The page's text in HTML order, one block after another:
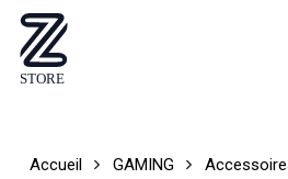
Skip
main
Accueil GAMING